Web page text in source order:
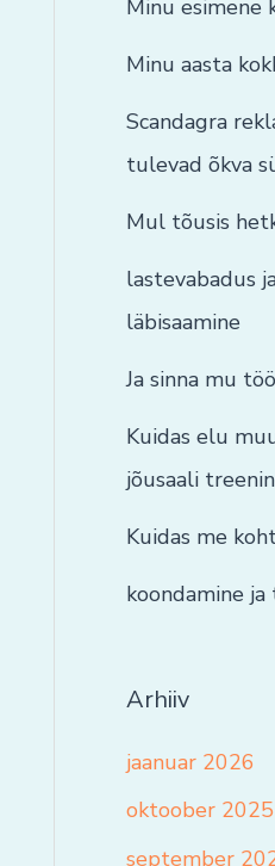
Minu esimene
Minu aasta
Scandagra
tulevad õkva
Mul tõusis
lastevabadus
läbisaamine
Ja sinna mu
Kuidas elu
jõusaali
Kuidas me
koondamine
Arhiiv
jaanuar 2026
oktoober 2025
september